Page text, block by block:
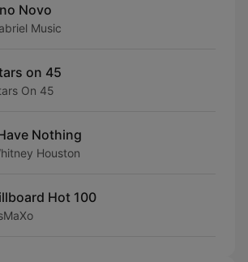
Novo
Music
on 45
On 45
Nothing
Houston
Hot 100